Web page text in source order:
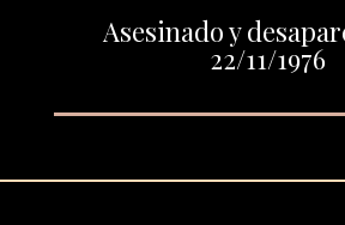
Asesinado y
22/11/1976